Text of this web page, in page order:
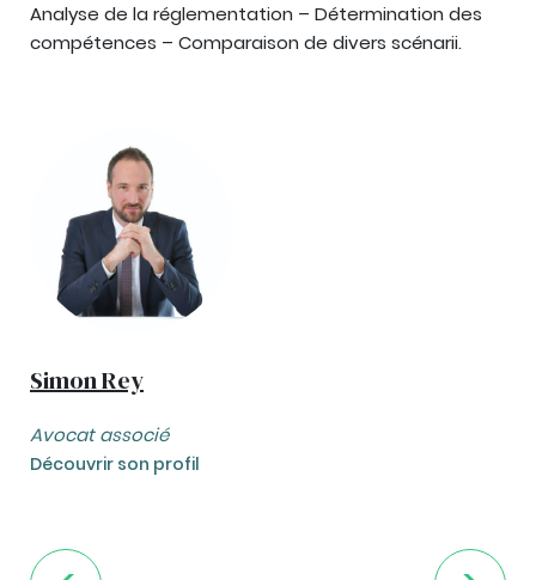
Analyse de la réglementation – Détermination des
compétences – Comparaison de divers scénarii.
Simon Rey
Avocat associé
Découvrir son profil